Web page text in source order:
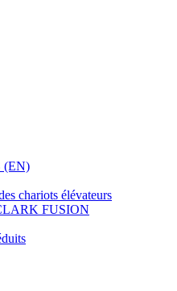
(EN)
chariots élévateurs
FUSION